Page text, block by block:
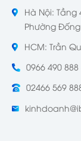
Hà Nội: Tầng
Phường
HCM: Trần
0966 490
02466 569